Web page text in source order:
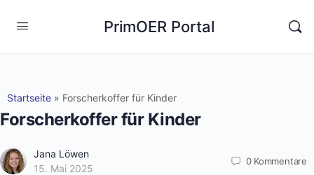
PrimOER Portal
Startseite » Forscherkoffer für Kinder
Forscherkoffer für Kinder
Jana Löwen
15. Mai 2025
0 Kommentare